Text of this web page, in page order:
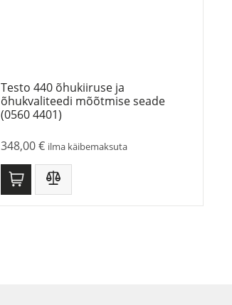
Testo 440 õhukiiruse ja
õhukvaliteedi mõõtmise seade
(0560 4401)
348,00€ ilma käibemaksuta